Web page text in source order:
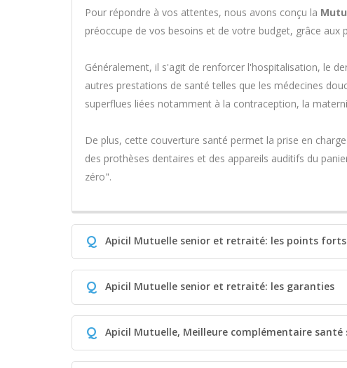
Pour répondre à vos attentes, nous avons conçu la
préoccupe de vos besoins et de votre budget, grâce aux
Généralement, il s'agit de renforcer l'hospitalisation, le
autres prestations de santé telles que les médecines
superflues liées notamment à la contraception, la
De plus, cette couverture santé permet la prise en
des prothèses dentaires et des appareils auditifs du
zéro".
Q Apicil Mutuelle senior et retraité: les points forts
Q Apicil Mutuelle senior et retraité: les garanties
Q Apicil Mutuelle, Meilleure complémentaire